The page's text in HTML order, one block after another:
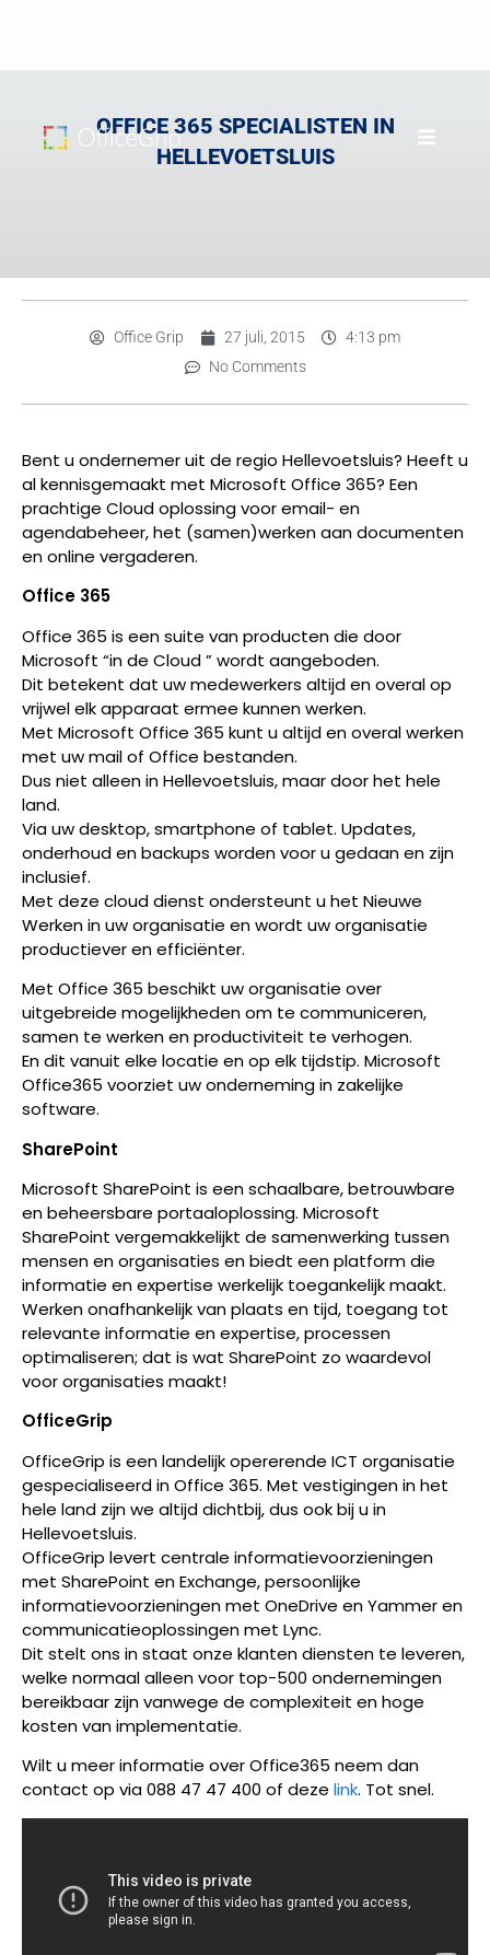
OFFICE 365 SPECIALISTEN IN
HELLEVOETSLUIS
Office Grip 27 juli, 2015
4:13 pm
No Comments
Bent u ondernemer uit de regio Hellevoetsluis? Heeft u
al kennisgemaakt met Microsoft Office 365? Een
prachtige Cloud oplossing voor email- en
agendabeheer, het (samen)werken aan documenten
en online vergaderen.
Office 365
Office 365 is een suite van producten die door
Microsoft “in de Cloud ” wordt aangeboden.
Dit betekent dat uw medewerkers altijd en overal op
vrijwel elk apparaat ermee kunnen werken.
Met Microsoft Office 365 kunt u altijd en overal werken
met uw mail of Office bestanden.
Dus niet alleen in Hellevoetsluis, maar door het hele
land.
Via uw desktop, smartphone of tablet. Updates,
onderhoud en backups worden voor u gedaan en zijn
inclusief.
Met deze cloud dienst ondersteunt u het Nieuwe
Werken in uw organisatie en wordt uw organisatie
productiever en efficiënter.
Met Office 365 beschikt uw organisatie over
uitgebreide mogelijkheden om te communiceren,
samen te werken en productiviteit te verhogen.
En dit vanuit elke locatie en op elk tijdstip. Microsoft
Office365 voorziet uw onderneming in zakelijke
software.
SharePoint
Microsoft SharePoint is een schaalbare, betrouwbare
en beheersbare portaaloplossing. Microsoft
SharePoint vergemakkelijkt de samenwerking tussen
mensen en organisaties en biedt een platform die
informatie en expertise werkelijk toegankelijk maakt.
Werken onafhankelijk van plaats en tijd, toegang tot
relevante informatie en expertise, processen
optimaliseren; dat is wat SharePoint zo waardevol
voor organisaties maakt!
OfficeGrip
OfficeGrip is een landelijk opererende ICT organisatie
gespecialiseerd in Office 365. Met vestigingen in het
hele land zijn we altijd dichtbij, dus ook bij u in
Hellevoetsluis.
OfficeGrip levert centrale informatievoorzieningen
met SharePoint en Exchange, persoonlijke
informatievoorzieningen met OneDrive en Yammer en
communicatieoplossingen met Lync.
Dit stelt ons in staat onze klanten diensten te leveren,
welke normaal alleen voor top-500 ondernemingen
bereikbaar zijn vanwege de complexiteit en hoge
kosten van implementatie.
Wilt u meer informatie over Office365 neem dan
contact op via 088 47 47 400 of deze link. Tot snel.